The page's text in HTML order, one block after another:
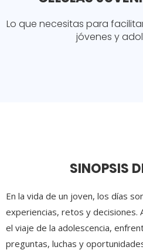
Lo que necesitas para
jóvenes y
SINOPSIS
En la vida de un joven, los días
experiencias, retos y decisiones.
el viaje de la adolescencia,
preguntas, luchas y